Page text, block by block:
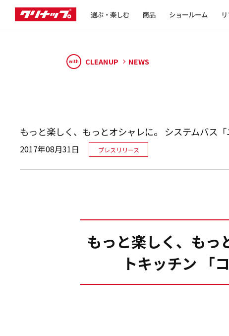
選ぶ・楽しむ 商品 ショールーム
with CLEANUP NEWS
もっと楽しく、もっとオシャレに。 システムバス
2017年08月31日 プレスリリース
もっと楽しく、もっ
トキッチン 「